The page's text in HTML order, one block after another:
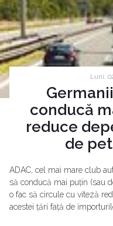
Luni,
conducă
reduce
de
ADAC, cel mai mare club
să conducă mai puțin (sau
o fac să circule cu viteză
acestei țări față de